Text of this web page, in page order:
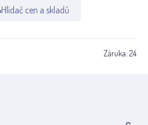
Hlídač cen a skladů
Záruka: 24